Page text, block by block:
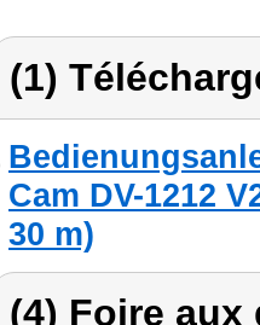
(1)
Cam DV-1212
30 m)
(4) Foire